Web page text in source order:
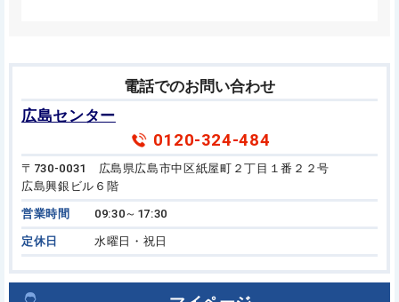
電話でのお問い合わせ
広島センター
0120-324-484
〒730-0031 広島県広島市中区紙屋町２丁目１番２２号
広島興銀ビル６階
営業時間 09:30～17:30
定休日 水曜日・祝日